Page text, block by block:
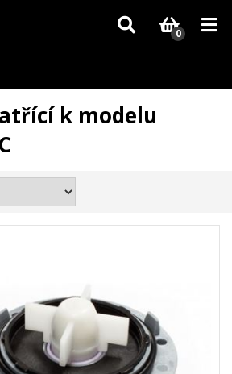
se může dodání dílů, které nejsou skladem,
Děkujeme za pochopení.
0
k modelu